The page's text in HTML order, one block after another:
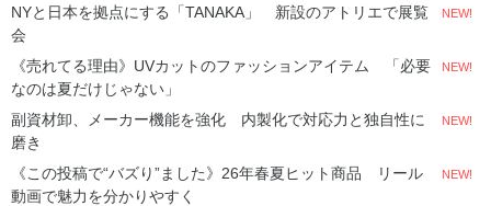
NYと日本を拠点にする「TANAKA」 新設のアトリエで展覧
会
NEW!
《売れてる理由》UVカットのファッションアイテム 「必要
なのは夏だけじゃない」
NEW!
副資材卸、メーカー機能を強化 内製化で対応力と独自性に
磨き
NEW!
《この投稿で“バズり”ました》26年春夏ヒット商品 リール
動画で魅力を分かりやすく
NEW!